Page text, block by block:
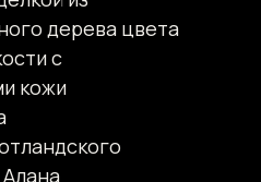
дерева цвета
с
кожи